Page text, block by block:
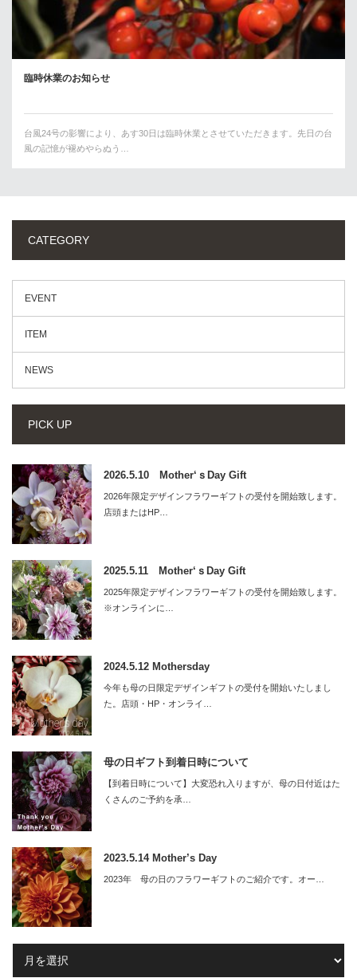
臨時休業のお知らせ
台風24号の影響により、あす30日は臨時休業とさせていただきます。先日の台
風の記憶が褪めやらぬう…
CATEGORY
EVENT
ITEM
NEWS
PICK UP
2026.5.10 Mother‘ｓDay Gift
2026年限定デザインフラワーギフトの受付を開始致します。
店頭またはHP…
2025.5.11 Mother‘ｓDay Gift
2025年限定デザインフラワーギフトの受付を開始致します。
※オンラインに…
2024.5.12 Mothersday
今年も母の日限定デザインギフトの受付を開始いたしまし
た。店頭・HP・オンライ…
母の日ギフト到着日時について
【到着日時について】大変恐れ入りますが、母の日付近はた
くさんのご予約を承…
2023.5.14 Mother’s Day
2023年 母の日のフラワーギフトのご紹介です。オー…